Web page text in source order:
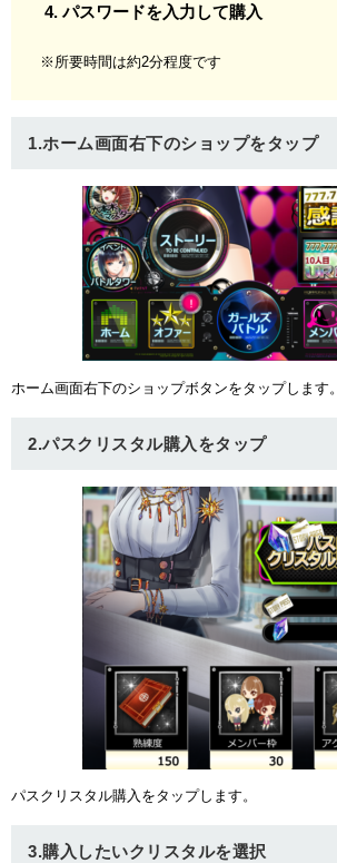
パスワードを入力して購入
※所要時間は約2分程度です
1.ホーム画面右下のショップをタップ
ホーム画面右下のショップボタンをタップします。
2.パスクリスタル購入をタップ
パスクリスタル購入をタップします。
3.購入したいクリスタルを選択